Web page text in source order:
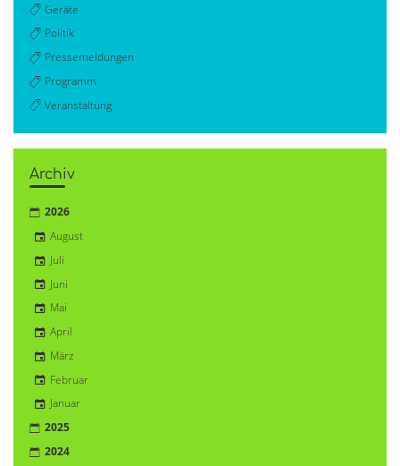
Geräte
Politik
Pressemeldungen
Programm
Veranstaltung
Archiv
2026
August
Juli
Juni
Mai
April
März
Februar
Januar
2025
2024